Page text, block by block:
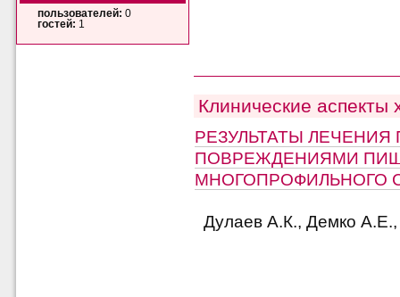
пользователей: 0
гостей: 1
Клинические аспекты
РЕЗУЛЬТАТЫ
ПОВРЕЖДЕНИЯМИ
МНОГОПРОФИЛЬНОГО
Дулаев А.К., Демко